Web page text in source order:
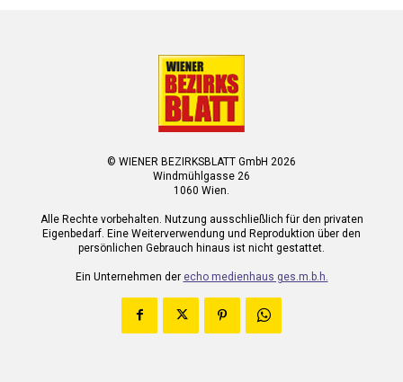
© WIENER BEZIRKSBLATT GmbH 2026
Windmühlgasse 26
1060 Wien.
Alle Rechte vorbehalten. Nutzung ausschließlich für den privaten
Eigenbedarf. Eine Weiterverwendung und Reproduktion über den
persönlichen Gebrauch hinaus ist nicht gestattet.
Ein Unternehmen der echo medienhaus ges.m.b.h.